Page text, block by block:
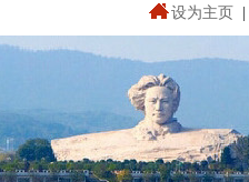
设为主页